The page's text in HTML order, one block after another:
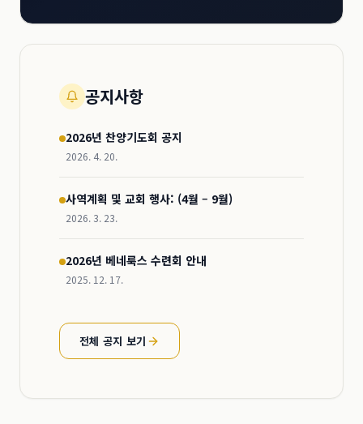
공지사항
2026년 찬양기도회 공지
2026. 4. 20.
사역계획 및 교회 행사: (4월 – 9월)
2026. 3. 23.
2026년 베네룩스 수련회 안내
2025. 12. 17.
전체 공지 보기